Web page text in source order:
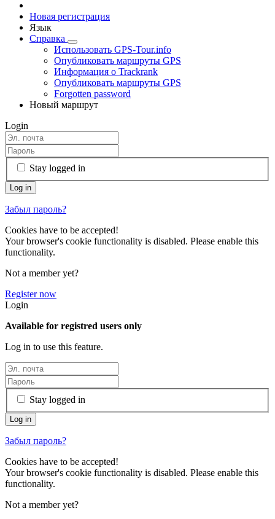
Новая регистрация
Язык
Справка
Использовать GPS-Tour.info
Опубликовать маршруты GPS
Информация о Trackrank
Опубликовать маршруты GPS
Forgotten password
Новый маршрут
Login
Stay logged in
Забыл пароль?
Cookies have to be accepted!
Your browser's cookie functionality is disabled. Please enable this
functionality.
Not a member yet?
Register now
Login
Available for registred users only
Log in to use this feature.
Stay logged in
Забыл пароль?
Cookies have to be accepted!
Your browser's cookie functionality is disabled. Please enable this
functionality.
Not a member yet?